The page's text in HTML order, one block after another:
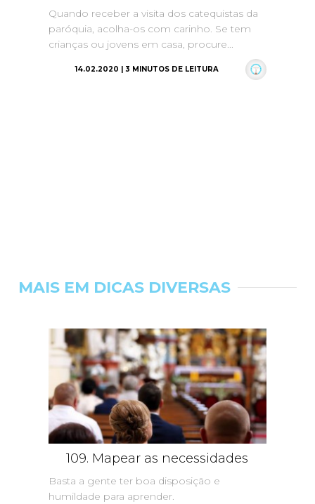
Quando receber a visita dos catequistas da
paróquia, acolha-os com carinho. Se tem
crianças ou jovens em casa, procure...
14.02.2020 | 3 MINUTOS DE LEITURA
MAIS EM DICAS DIVERSAS
109. Mapear as necessidades
Basta a gente ter boa disposição e
humildade para aprender.